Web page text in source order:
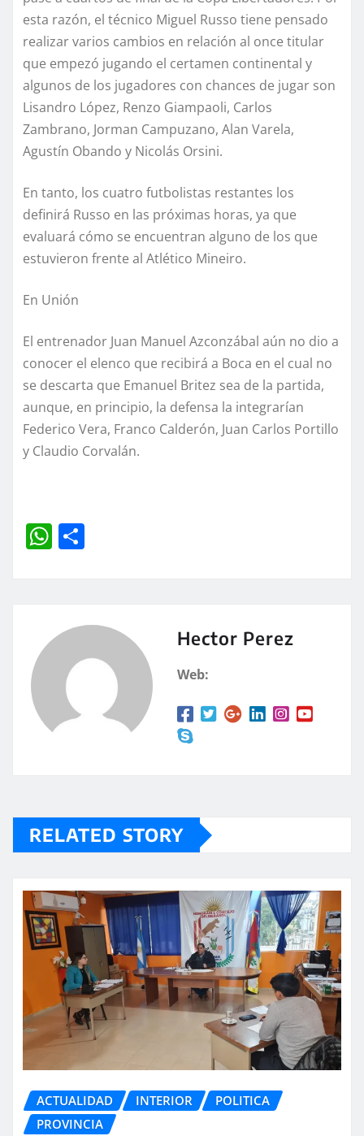
esta razón, el técnico Miguel Russo tiene pensado
realizar varios cambios en relación al once titular
que empezó jugando el certamen continental y
algunos de los jugadores con chances de jugar son
Lisandro López, Renzo Giampaoli, Carlos
Zambrano, Jorman Campuzano, Alan Varela,
Agustín Obando y Nicolás Orsini.
En tanto, los cuatro futbolistas restantes los
definirá Russo en las próximas horas, ya que
evaluará cómo se encuentran alguno de los que
estuvieron frente al Atlético Mineiro.
En Unión
El entrenador Juan Manuel Azconzábal aún no dio a
conocer el elenco que recibirá a Boca en el cual no
se descarta que Emanuel Britez sea de la partida,
aunque, en principio, la defensa la integrarían
Federico Vera, Franco Calderón, Juan Carlos Portillo
y Claudio Corvalán.
W
A
p
rt
Hector Perez
Web:
RELATED STORY
ACTUALIDAD INTERIOR
POLITICA
PROVINCIA